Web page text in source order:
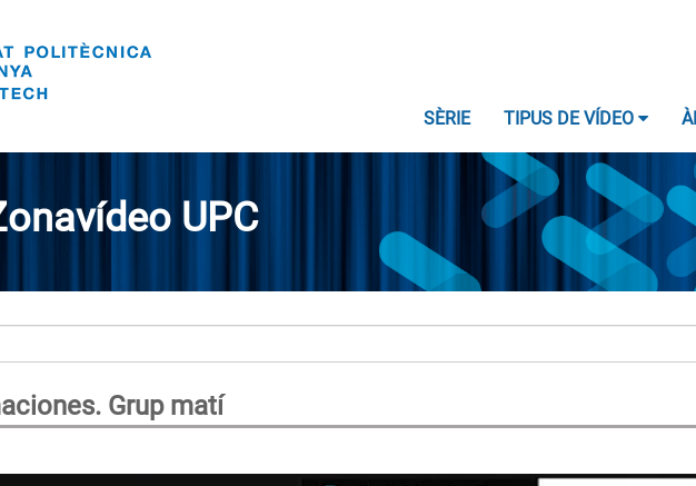
SÈRIE TIPUS DE VÍDEO
UPC
Grup matí